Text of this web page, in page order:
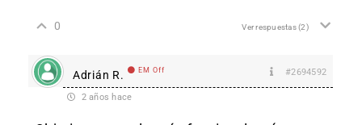
0 Ver respuestas(2)
Adrián R. EM Off #2694592
2 años hace